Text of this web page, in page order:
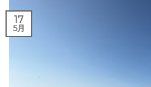
17
5月